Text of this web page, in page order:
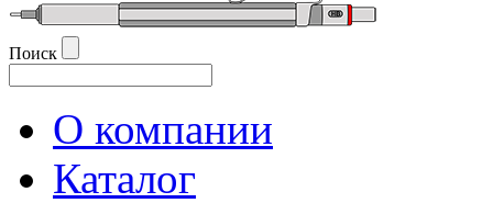
Поиск
О компании
Каталог